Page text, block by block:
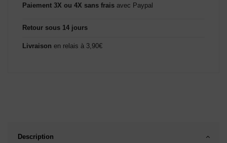
Paiement 3X ou 4X sans frais avec Paypal
Retour sous 14 jours
Livraison en relais à 3,90€
Description